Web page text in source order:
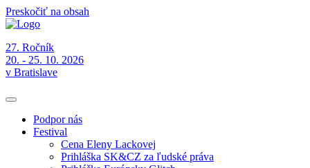
Preskočiť na obsah
27. Ročník
20. - 25. 10. 2026
v Bratislave
Podpor nás
Festival
Cena Eleny Lackovej
Prihláška SK&CZ za ľudské práva